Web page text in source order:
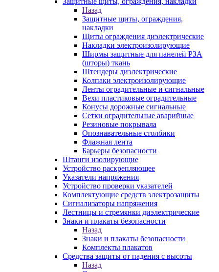
Назад
Защитные щиты, ограждения,
накладки
Щиты ограждения диэлектрические
Накладки электроизолирующие
Ширмы защитные для панелей РЗА
(шторы) ткань
Штендеры диэлектрические
Колпаки электроизолирующие
Ленты оградительные и сигнальные
Вехи пластиковые оградительные
Конусы дорожные сигнальные
Сетки оградительные аварийные
Резиновые покрывала
Опознавательные столбики
Флажная лента
Барьеры безопасности
Штанги изолирующие
Устройство раскрепляющее
Указатели напряжения
Устройство проверки указателей
Комплектующие средств электрозащиты
Сигнализаторы напряжения
Лестницы и стремянки диэлектрические
Знаки и плакаты безопасности
Назад
Знаки и плакаты безопасности
Комплекты плакатов
Средства защиты от падения с высоты
Назад